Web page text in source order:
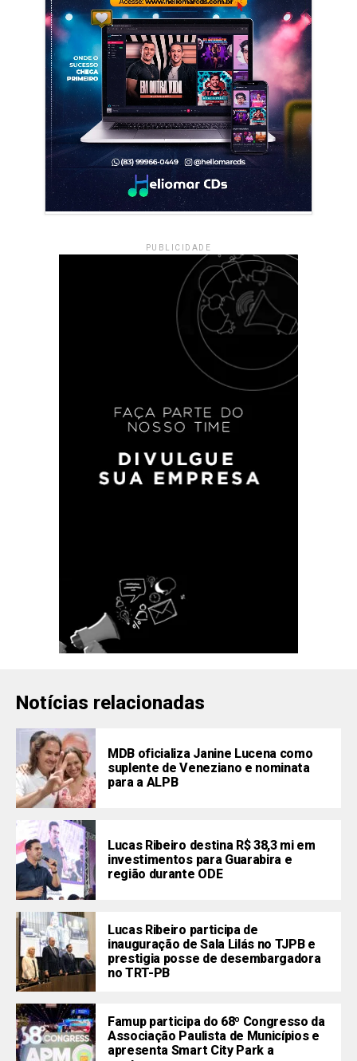
PUBLICIDADE
Notícias relacionadas
MDB oficializa Janine Lucena como
suplente de Veneziano e nominata
para a ALPB
Lucas Ribeiro destina R$ 38,3 mi em
investimentos para Guarabira e
região durante ODE
Lucas Ribeiro participa de
inauguração de Sala Lilás no TJPB e
prestigia posse de desembargadora
no TRT-PB
Famup participa do 68º Congresso da
Associação Paulista de Municípios e
apresenta Smart City Park a